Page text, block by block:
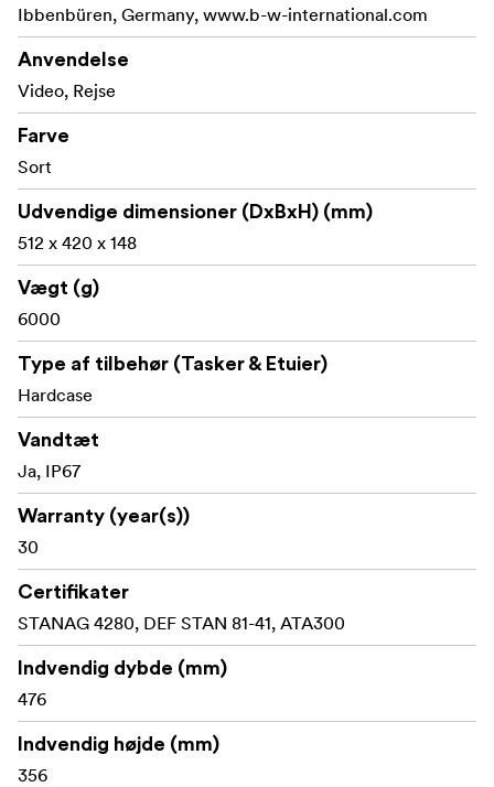
Ibbenbüren, Germany, www.b-w-international.com
Anvendelse
Video, Rejse
Farve
Sort
Udvendige dimensioner (DxBxH) (mm)
512 x 420 x 148
Vægt (g)
6000
Type af tilbehør (Tasker & Etuier)
Hardcase
Vandtæt
Ja, IP67
Warranty (year(s))
30
Certifikater
STANAG 4280, DEF STAN 81-41, ATA300
Indvendig dybde (mm)
476
Indvendig højde (mm)
356